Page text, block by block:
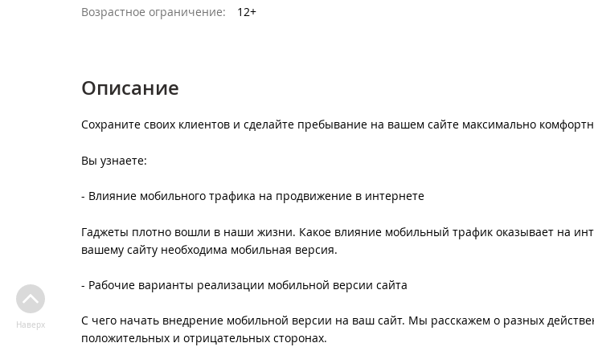
Возрастное ограничение:
12+
Описание
Сохраните своих клиентов и сделайте пребывание на вашем сайте максимально
Вы узнаете:
- Влияние мобильного трафика на продвижение в интернете
Гаджеты плотно вошли в наши жизни. Какое влияние мобильный трафик оказывает на
вашему сайту необходима мобильная версия.
- Рабочие варианты реализации мобильной версии сайта
С чего начать внедрение мобильной версии на ваш сайт. Мы расскажем о разных
положительных и отрицательных сторонах.
Наверх